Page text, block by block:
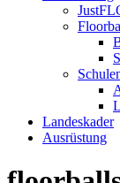
Landeskader
Ausrüstung